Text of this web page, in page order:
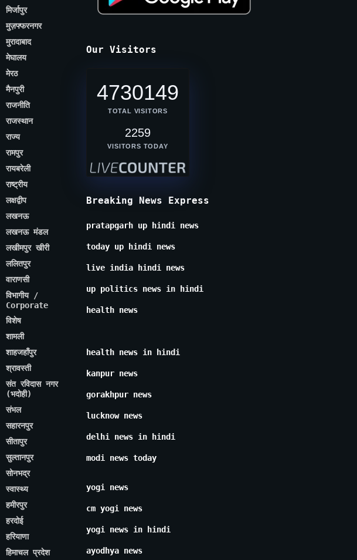
मिर्जापुर
मुज़फ्फरनगर
मुरादाबाद
मेघालय
मेरठ
मैनपुरी
राजनीति
राजस्थान
राज्य
रामपुर
रायबरेली
राष्ट्रीय
लक्षद्वीप
लखनऊ
लखनऊ मंडल
लखीमपुर खीरी
ललितपुर
वाराणसी
विभागीय /
Corporate
विशेष
शामली
शाहजहाँपुर
श्रावस्ती
संत रविदास नगर
(भदोही)
संभल
सहारनपुर
सीतापुर
सुल्तानपुर
सोनभद्र
स्वास्थ्य
हमीरपुर
हरदोई
हरियाणा
हिमाचल प्रदेश
Our Visitors
4730149
TOTAL VISITORS
2259
VISITORS TODAY
Breaking News Express
pratapgarh up hindi news
today up hindi news
live india hindi news
up politics news in hindi
health news
health news in hindi
kanpur news
gorakhpur news
lucknow news
delhi news in hindi
modi news today
yogi news
cm yogi news
yogi news in hindi
ayodhya news